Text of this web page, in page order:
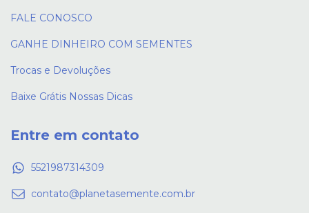
FALE CONOSCO
GANHE DINHEIRO COM SEMENTES
Trocas e Devoluções
Baixe Grátis Nossas Dicas
Entre em contato
5521987314309
contato@planetasemente.com.br